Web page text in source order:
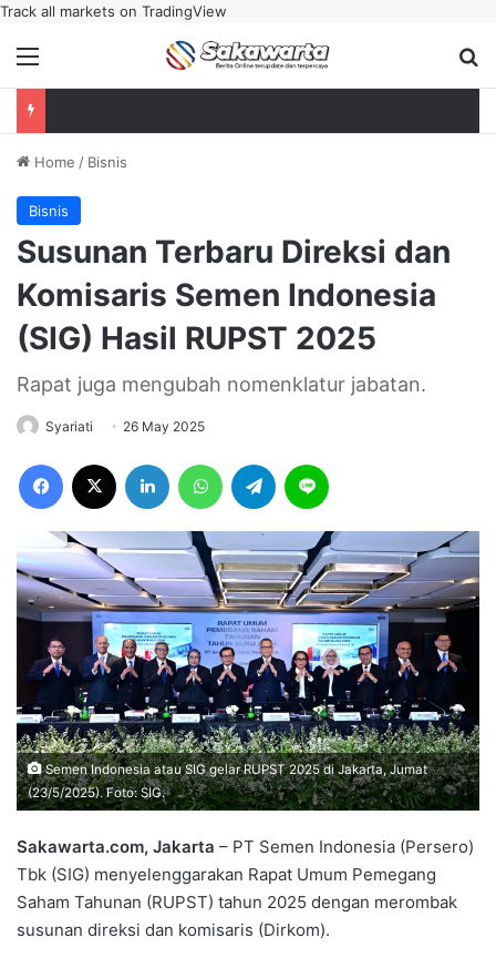
Track all markets on TradingView
Menu
Home / Bisnis
Bisnis
Susunan Terbaru Direksi dan
Komisaris Semen Indonesia
(SIG) Hasil RUPST 2025
Rapat juga mengubah nomenklatur jabatan.
Syariati 26 May 2025
Facebook LinkedIn WhatsAppTelegram
Semen Indonesia atau SIG gelar RUPST 2025 di Jakarta, Jumat
(23/5/2025). Foto: SIG.
Sakawarta.com, Jakarta – PT Semen Indonesia (Persero)
Tbk (SIG) menyelenggarakan Rapat Umum Pemegang
Saham Tahunan (RUPST) tahun 2025 dengan merombak
susunan direksi dan komisaris (Dirkom).